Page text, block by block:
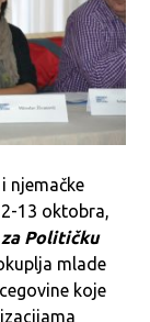
njemačke
13 oktobra,
Političku
mlade
koje